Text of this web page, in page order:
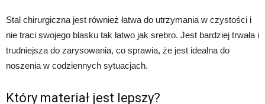
Stal chirurgiczna jest również łatwa do utrzymania w czystości i
nie traci swojego blasku tak łatwo jak srebro. Jest bardziej trwała i
trudniejsza do zarysowania, co sprawia, że jest idealna do
noszenia w codziennych sytuacjach.
Który materiał jest lepszy?